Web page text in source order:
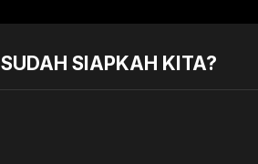
SIAPKAH KITA?